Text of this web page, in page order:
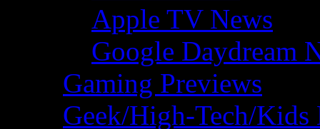
Apple TV News
Google Daydream
Gaming Previews
Geek/High-Tech/Kids